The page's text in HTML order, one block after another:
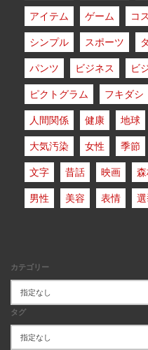
アイテム
ゲーム コ
シンプル
スポーツ
パンツ
ビジネス ビ
ピクトグラム
フキダシ
人間関係
健康 地球
大気汚染
女性 季節
文字
昔話 映画
男性
美容 表情
カテゴリー
タグ